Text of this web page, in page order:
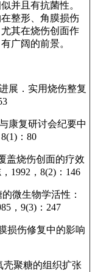
并且有抗菌性。
整形、角膜损伤
其在烧伤创面作
广阔的前景。
展．实用烧伤整复
康复研讨会纪要中
：80
盖烧伤创面的疗效
1992，8(2)：146
微生物学活性：
，9(3)：247
损伤修复中的影响
壳聚糖的组织扩张